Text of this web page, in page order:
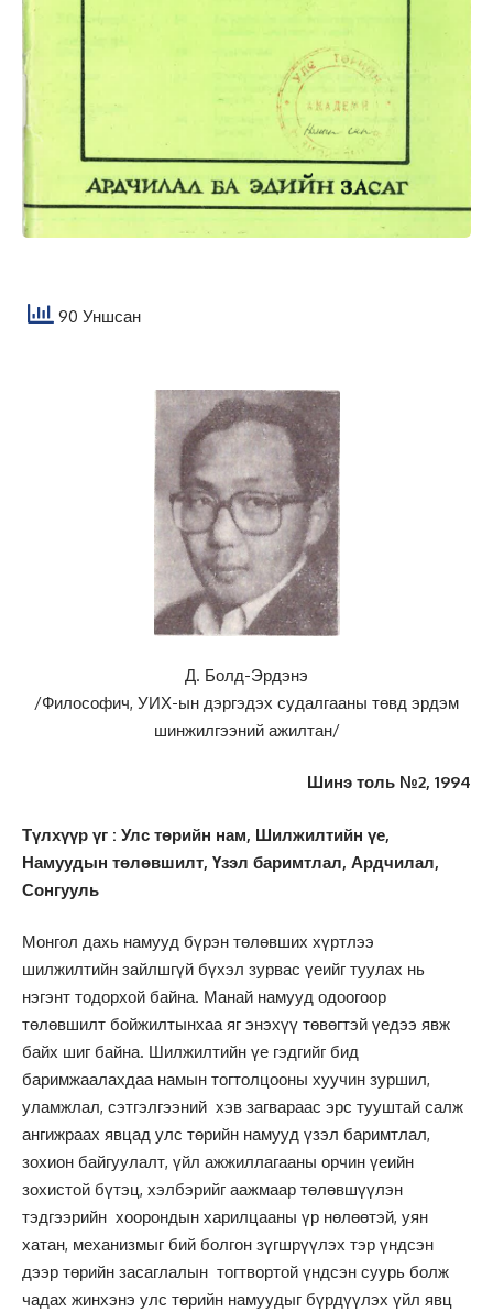
90 Уншсан
Д. Болд-Эрдэнэ
/Философич, УИХ-ын дэргэдэх судалгааны төвд эрдэм
шинжилгээний ажилтан/
Шинэ толь №2, 1994
Түлхүүр үг : Улс төрийн нам, Шилжилтийн үе,
Намуудын төлөвшилт, Үзэл баримтлал, Ардчилал,
Сонгууль
Монгол дахь намууд бүрэн төлөвших хүртлээ
шилжилтийн зайлшгүй бүхэл зурвас үеийг туулах нь
нэгэнт тодорхой байна. Манай намууд одоогоор
төлөвшилт бойжилтынхаа яг энэхүү төвөгтэй үедээ явж
байх шиг байна. Шилжилтийн үе гэдгийг бид
баримжаалахдаа намын тогтолцооны хуучин зуршил,
уламжлал, сэтгэлгээний хэв загвараас эрс тууштай салж
ангижраах явцад улс төрийн намууд үзэл баримтлал,
зохион байгуулалт, үйл ажжиллагааны орчин үеийн
зохистой бүтэц, хэлбэрийг аажмаар төлөвшүүлэн
тэдгээрийн хоорондын харилцааны үр нөлөөтэй, уян
хатан, механизмыг бий болгон зүгшрүүлэх тэр үндсэн
дээр төрийн засаглалын тогтвортой үндсэн суурь болж
чадах жинхэнэ улс төрийн намуудыг бүрдүүлэх үйл явц